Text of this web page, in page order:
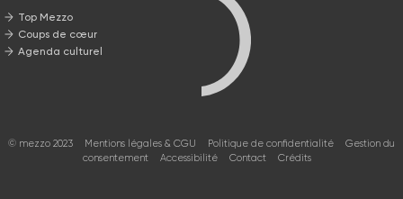
Top Mezzo
Coups de cœur
Agenda culturel
© mezzo 2023 Mentions légales & CGU Politique de confidentialité
Gestion du
consentement
Accessibilité Contact Crédits